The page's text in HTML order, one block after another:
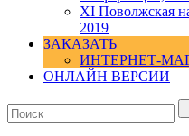
XI Поволжская
2019
ЗАКАЗАТЬ
ИНТЕРНЕТ-
ОНЛАЙН ВЕРСИИ